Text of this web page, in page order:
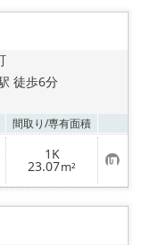
り
徒歩6分
間取り/専有面積
1K
23.07m² お
気
に
入